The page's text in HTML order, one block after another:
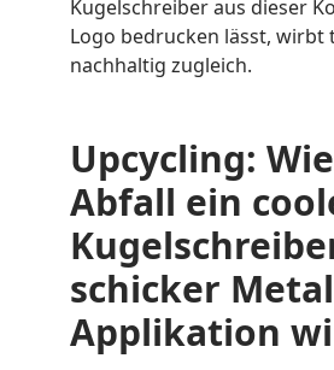
Kugelschreiber aus dieser
Logo bedrucken lässt, wirbt
nachhaltig zugleich.
Upcycling:
Abfall ein
schicker
Applikation